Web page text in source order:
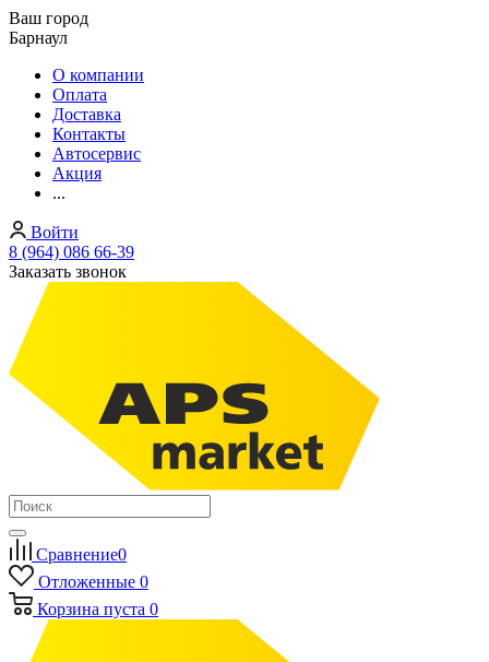
Ваш город
Барнаул
О компании
Оплата
Доставка
Контакты
Автосервис
Акция
...
Войти
8 (964) 086 66-39
Заказать звонок
Сравнение0
Отложенные 0
Корзина пуста 0